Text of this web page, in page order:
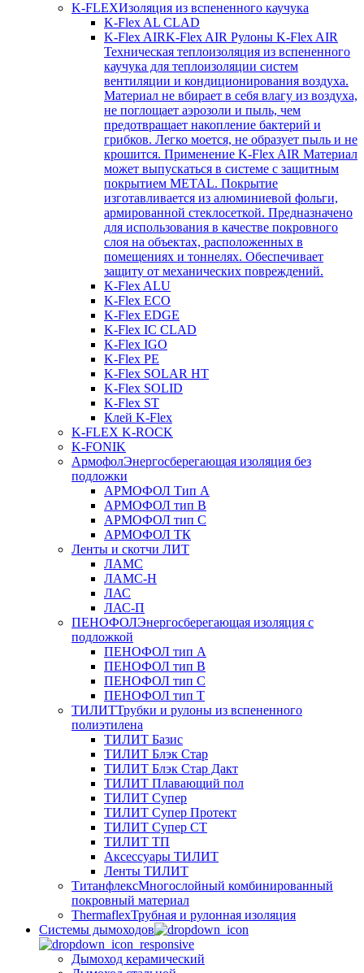
K-FLEXИзоляция из вспененного каучука
K-Flex AL CLAD
K-Flex AIRK-Flex AIR Рулоны K-Flex AIR
Техническая теплоизоляция из вспененного
каучука для теплоизоляции систем
вентиляции и кондиционирования воздуха.
Материал не вбирает в себя влагу из воздуха,
не поглощает аэрозоли и пыль, чем
предотвращает накопление бактерий и
грибков. Легко моется, не образует пыль и не
крошится. Применение K-Flex AIR Материал
может выпускаться в системе c защитным
покрытием METAL. Покрытие
изготавливается из алюминиевой фольги,
армированной стеклосеткой. Предназначено
для использования в качестве покровного
слоя на объектах, расположенных в
помещениях и тоннелях. Обеспечивает
защиту от механических повреждений.
K-Flex ALU
K-Flex ECO
K-Flex EDGE
K-Flex IC CLAD
K-Flex IGO
K-Flex PE
K-Flex SOLAR HT
K-Flex SOLID
K-Flex ST
Клей K-Flex
K-FLEX K-ROCK
K-FONIK
АрмофолЭнергосберегающая изоляция без
подложки
АРМОФОЛ Тип А
АРМОФОЛ тип В
АРМОФОЛ тип C
АРМОФОЛ ТК
Ленты и скотчи ЛИТ
ЛАМС
ЛАМС-Н
ЛАС
ЛАС-П
ПЕНОФОЛЭнергосберегающая изоляция с
подложкой
ПЕНОФОЛ тип А
ПЕНОФОЛ тип B
ПЕНОФОЛ тип C
ПЕНОФОЛ тип T
ТИЛИТТрубки и рулоны из вспененного
полиэтилена
ТИЛИТ Базис
ТИЛИТ Блэк Стар
ТИЛИТ Блэк Стар Дакт
ТИЛИТ Плавающий пол
ТИЛИТ Супер
ТИЛИТ Супер Протект
ТИЛИТ Супер СТ
ТИЛИТ ТП
Аксессуары ТИЛИТ
Ленты ТИЛИТ
ТитанфлексМногослойный комбинированный
покровный материал
ThermaflexТрубная и рулонная изоляция
Cистемы дымоходов
Дымоход керамический